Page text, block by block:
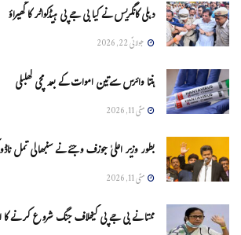
دہلی کانگریس نے کیا بی جے پی ہیڈکواٹر کا گھیراؤ
جولائی 22, 2026
ہنتا وائرس سےتین اموات کے بعد مچی کھلبلی
مئی 11, 2026
بطور وزیر اعلیٰ جوزف وجئے نے سنبھالی تمل
مئی 11, 2026
ممتا نے بی جے پی کیخلاف جنگ شروع کرنے کا